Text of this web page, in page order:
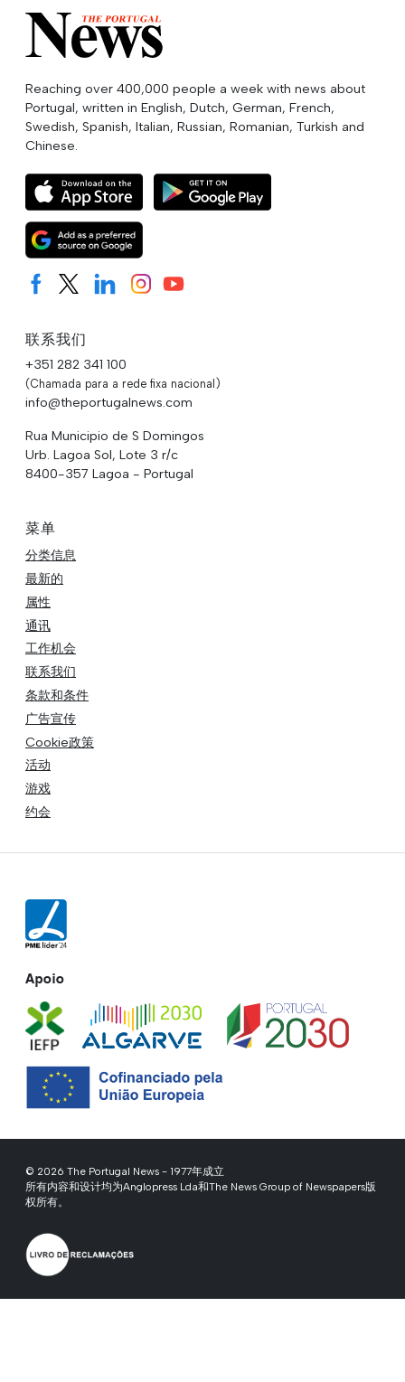
Reaching over 400,000 people a week with news about
Portugal, written in English, Dutch, German, French,
Swedish, Spanish, Italian, Russian, Romanian, Turkish and
Chinese.
联系我们
+351 282 341 100
(Chamada para a rede fixa nacional)
info@theportugalnews.com
Rua Municipio de S Domingos
Urb. Lagoa Sol, Lote 3 r/c
8400-357 Lagoa - Portugal
菜单
分类信息
最新的
属性
通讯
工作机会
联系我们
条款和条件
广告宣传
Cookie政策
活动
游戏
约会
Apoio
© 2026 The Portugal News - 1977年成立
所有内容和设计均为Anglopress Lda和The News Group of Newspapers版
权所有。